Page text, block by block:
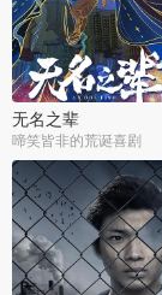
无名之辈
啼笑皆非的荒诞喜剧